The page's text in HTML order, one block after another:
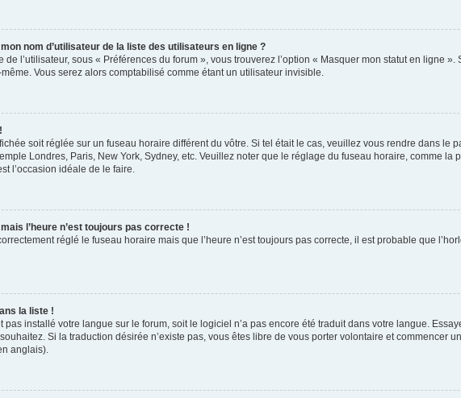
nom d’utilisateur de la liste des utilisateurs en ligne ?
l’utilisateur, sous « Préférences du forum », vous trouverez l’option « Masquer mon statut en ligne
Vous serez alors comptabilisé comme étant un utilisateur invisible.
soit réglée sur un fuseau horaire différent du vôtre. Si tel était le cas, veuillez vous rendre dans
Londres, Paris, New York, Sydney, etc. Veuillez noter que le réglage du fuseau horaire, comme la
l’occasion idéale de le faire.
l’heure n’est toujours pas correcte !
réglé le fuseau horaire mais que l’heure n’est toujours pas correcte, il est probable que
la liste !
pas installé votre langue sur le forum, soit le logiciel n’a pas encore été traduit dans votre langue.
Si la traduction désirée n’existe pas, vous êtes libre de vous porter volontaire et commencer
anglais).